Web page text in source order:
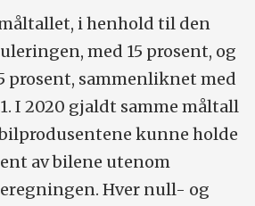
måltallet, i henhold til den
med 15 prosent, og
prosent, sammenliknet med
I 2020 gjaldt samme måltall
kunne holde
av bilene utenom
Hver null- og